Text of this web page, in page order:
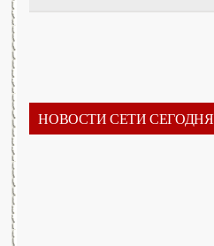
НОВОСТИ СЕТИ СЕГОДНЯ